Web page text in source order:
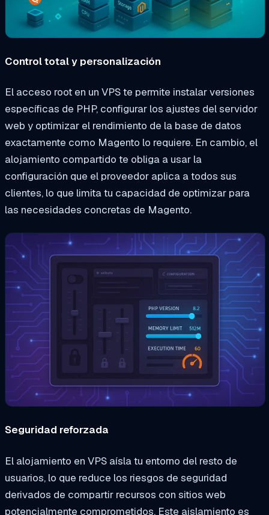
Control total y personalización
El acceso root en un VPS te permite instalar versiones
específicas de PHP, configurar los ajustes del servidor
web y optimizar el rendimiento de la base de datos
exactamente como Magento lo requiere. En cambio, el
alojamiento compartido te obliga a usar la
configuración que el proveedor aplica a todos sus
clientes, lo que limita tu capacidad de optimizar para
las necesidades concretas de Magento.
Seguridad reforzada
El alojamiento en VPS aísla tu entorno del resto de
usuarios, lo que reduce los riesgos de seguridad
derivados de compartir recursos con sitios web
potencialmente comprometidos. Este aislamiento es